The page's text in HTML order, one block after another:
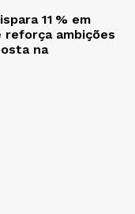
11 % em
reforça ambições
na